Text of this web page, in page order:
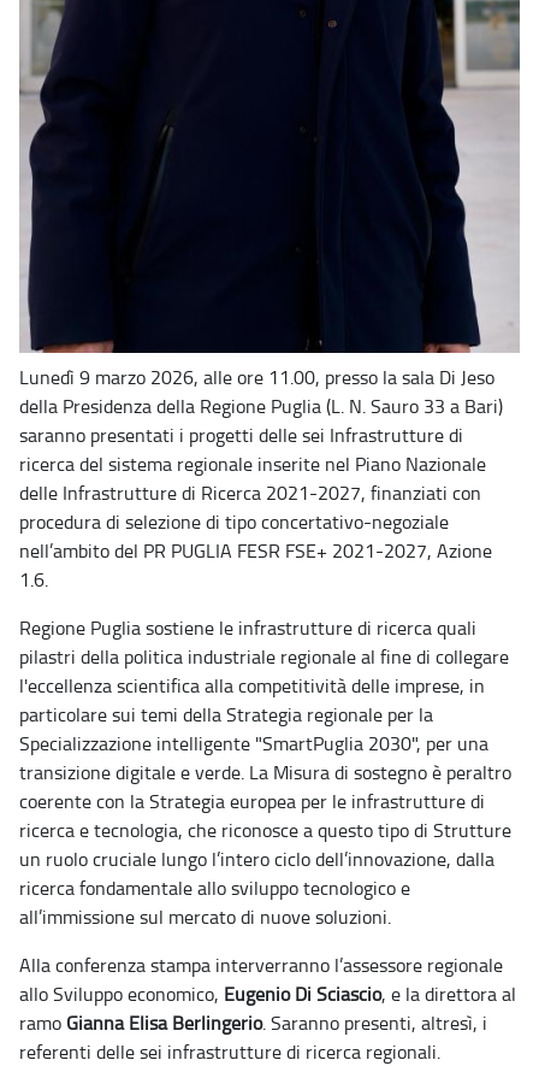
Lunedì 9 marzo 2026, alle ore 11.00, presso la sala Di Jeso
della Presidenza della Regione Puglia (L. N. Sauro 33 a Bari)
saranno presentati i progetti delle sei Infrastrutture di
ricerca del sistema regionale inserite nel Piano Nazionale
delle Infrastrutture di Ricerca 2021-2027, finanziati con
procedura di selezione di tipo concertativo-negoziale
nell’ambito del PR PUGLIA FESR FSE+ 2021-2027, Azione
1.6.
Regione Puglia sostiene le infrastrutture di ricerca quali
pilastri della politica industriale regionale al fine di collegare
l'eccellenza scientifica alla competitività delle imprese, in
particolare sui temi della Strategia regionale per la
Specializzazione intelligente "SmartPuglia 2030", per una
transizione digitale e verde. La Misura di sostegno è peraltro
coerente con la Strategia europea per le infrastrutture di
ricerca e tecnologia, che riconosce a questo tipo di Strutture
un ruolo cruciale lungo l’intero ciclo dell’innovazione, dalla
ricerca fondamentale allo sviluppo tecnologico e
all’immissione sul mercato di nuove soluzioni.
Alla conferenza stampa interverranno l’assessore regionale
allo Sviluppo economico, Eugenio Di Sciascio, e la direttora al
ramo Gianna Elisa Berlingerio. Saranno presenti, altresì, i
referenti delle sei infrastrutture di ricerca regionali.